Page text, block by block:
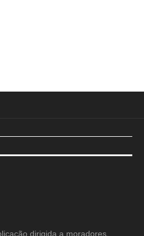
dirigida a moradores,